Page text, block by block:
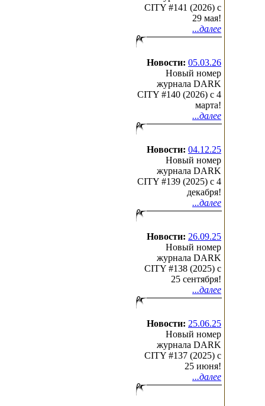
CITY #141 (2026) c
29 мая!
...далее
Новости: 05.03.26
Новый номер
журнала DARK
CITY #140 (2026) c 4
марта!
...далее
Новости: 04.12.25
Новый номер
журнала DARK
CITY #139 (2025) c 4
декабря!
...далее
Новости: 26.09.25
Новый номер
журнала DARK
CITY #138 (2025) c
25 сентября!
...далее
Новости: 25.06.25
Новый номер
журнала DARK
CITY #137 (2025) c
25 июня!
...далее